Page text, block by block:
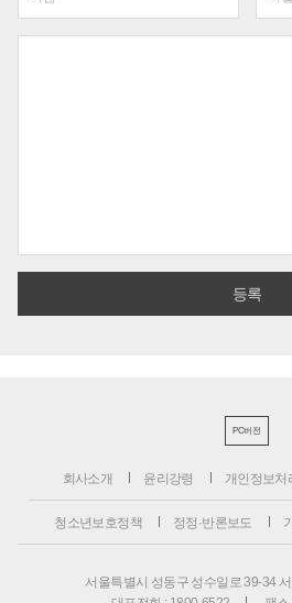
PC버전
회사소개 윤리강령 개인정보처
청소년보호정책 정정·반론보도
서울특별시 성동구 성수일로 39-34